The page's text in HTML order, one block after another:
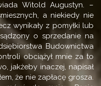
Witold Augustyn. –
a niekiedy nie
wynikały z pomyłki lub
o sprzedanie na
Budownictwa
obciążył mnie za to
jakżeby inaczej, napisał
że nie zapłacę grosza.